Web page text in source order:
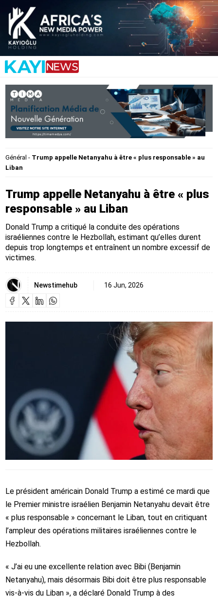
Général - Trump appelle Netanyahu à être « plus responsable » au
Liban
Trump appelle Netanyahu à être « plus
responsable » au Liban
Donald Trump a critiqué la conduite des opérations
israéliennes contre le Hezbollah, estimant qu’elles durent
depuis trop longtemps et entraînent un nombre excessif de
victimes.
Newstimehub 16 Jun, 2026
Le président américain Donald Trump a estimé ce mardi que
le Premier ministre israélien Benjamin Netanyahu devait être
« plus responsable » concernant le Liban, tout en critiquant
l’ampleur des opérations militaires israéliennes contre le
Hezbollah.
« J’ai eu une excellente relation avec Bibi (Benjamin
Netanyahu), mais désormais Bibi doit être plus responsable
vis-à-vis du Liban », a déclaré Donald Trump à des